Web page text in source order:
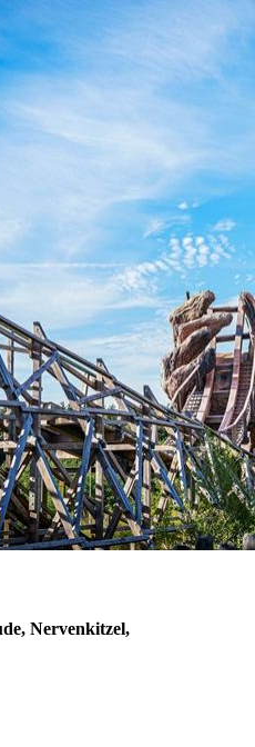
Nervenkitzel,